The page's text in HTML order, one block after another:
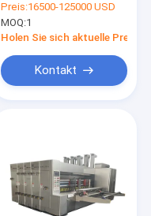
mit ±0.1mm, das
Genauigkeit druckt
Preis:16500-125000 USD
MOQ:1
Holen Sie sich aktuelle Preis
Kontakt